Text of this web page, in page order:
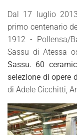
Dal 17 luglio
primo centenario
1912 - Pollensa/
Sassu di Atessa
Sassu. 60
selezione di opere
di Adele Cicchitti,